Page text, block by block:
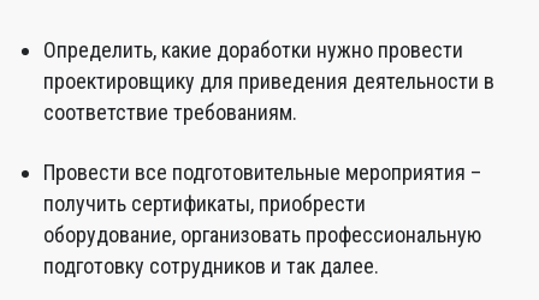
Определить, какие доработки нужно провести
проектировщику для приведения деятельности в
соответствие требованиям.
Провести все подготовительные мероприятия –
получить сертификаты, приобрести
оборудование, организовать профессиональную
подготовку сотрудников и так далее.